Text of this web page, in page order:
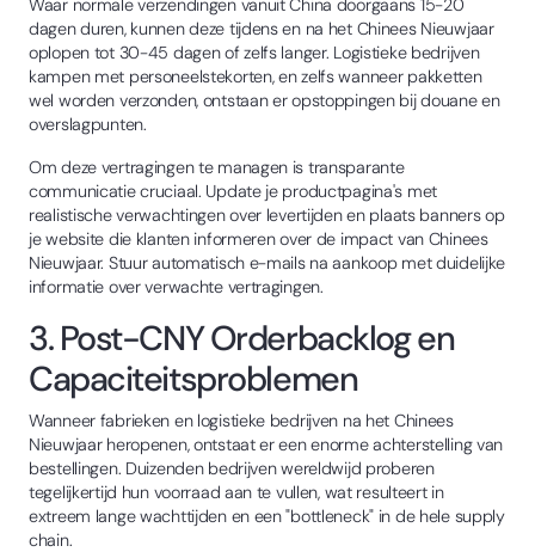
Waar normale verzendingen vanuit China doorgaans 15-20
dagen duren, kunnen deze tijdens en na het Chinees Nieuwjaar
oplopen tot 30-45 dagen of zelfs langer. Logistieke bedrijven
kampen met personeelstekorten, en zelfs wanneer pakketten
wel worden verzonden, ontstaan er opstoppingen bij douane en
overslagpunten.
Om deze vertragingen te managen is transparante
communicatie cruciaal. Update je productpagina's met
realistische verwachtingen over levertijden en plaats banners op
je website die klanten informeren over de impact van Chinees
Nieuwjaar. Stuur automatisch e-mails na aankoop met duidelijke
informatie over verwachte vertragingen.
3. Post-CNY Orderbacklog en
Capaciteitsproblemen
Wanneer fabrieken en logistieke bedrijven na het Chinees
Nieuwjaar heropenen, ontstaat er een enorme achterstelling van
bestellingen. Duizenden bedrijven wereldwijd proberen
tegelijkertijd hun voorraad aan te vullen, wat resulteert in
extreem lange wachttijden en een "bottleneck" in de hele supply
chain.